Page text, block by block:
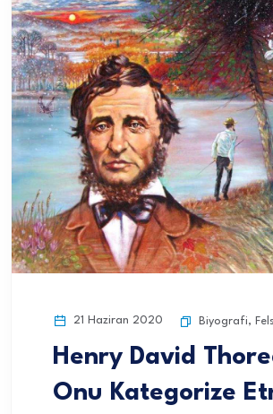
21 Haziran 2020 Biyografi,
Henry David
Onu Kategorize